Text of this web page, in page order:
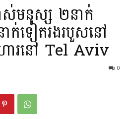
មនុស្ស ២នាក់
ាក់ទៀតរងរបួសនៅ
ហារនៅ Tel Aviv
0